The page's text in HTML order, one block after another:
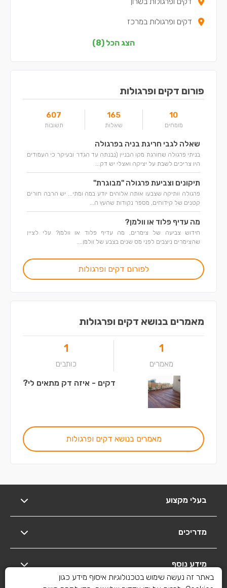
דקים ופרגולות במרכז
דקים ופרגולות בצפון
דקים ופרגולות בדרום
דקים ופרגולות בירושלים
דקים ופרגולות בתל אביב
הצג הכל (8)
פורום דקים ופרגולות
10
מומחים
165
שאלות
607
תשובות
שאלה לגבי חריגת בניה בפרגולה
בניתי פרגולה שחורגת מקו הבניין (נבנתה עד הגדר ובעיקר כי העמודים
היו צריכים לשבת על יציקה ואצלי יש דק...
תיקונים וצביעת פרגולה "מבוגרת"
פרגולה וותיקה שצבעו אותה אלוהים יודע במה ומתי... יש הרבה חורים
קטנים של קידוחים, מספר נקודות שהעץ ה...
מה עדיף פלוד או וולמן?
חידוש צביעה של צימרים, מה עדיף פלוד או וולמן? עלי לציין
שהצימרים ניצבים לפני מס שנים בצבע של וולמן....
לפורום דקים ופרגולות
מאמרים בנושא דקים ופרגולות
1
מאמרים
1
כותבים
דקים - איזה דק מתאים לי?
מאמרים בנושא דקים ופרגולות
בעלי מקצוע
מדריכים
מידע נוסף
באתר זה נעשה שימוש בטכנולוגיות איסוף מידע כגון